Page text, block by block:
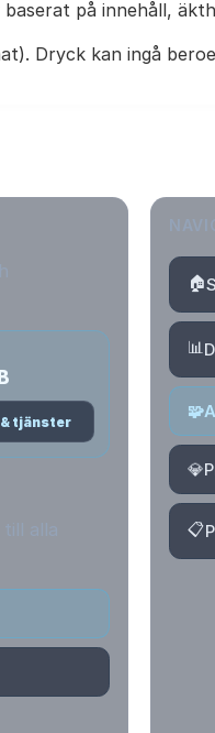
på innehåll,
Dryck kan ingå
tjänster
🏠
📊
🧩
💎
📋